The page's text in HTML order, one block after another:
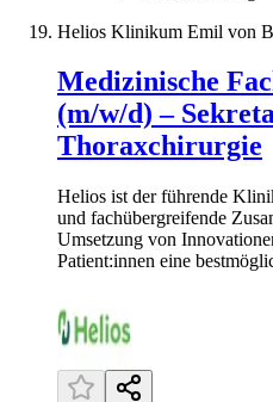
Helios Klinikum Emil von
Medizinische
(m/w/d) –
Thoraxchirurgie
Helios ist der führende
und fachübergreifende
Umsetzung von
Patient:innen eine